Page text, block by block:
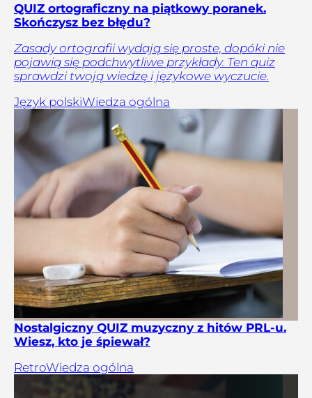
QUIZ ortograficzny na piątkowy poranek.
Skończysz bez błędu?
Zasady ortografii wydają się proste, dopóki nie
pojawią się podchwytliwe przykłady. Ten quiz
sprawdzi twoją wiedzę i językowe wyczucie.
Język polskiWiedza ogólna
Nostalgiczny QUIZ muzyczny z hitów PRL-u.
Wiesz, kto je śpiewał?
RetroWiedza ogólna